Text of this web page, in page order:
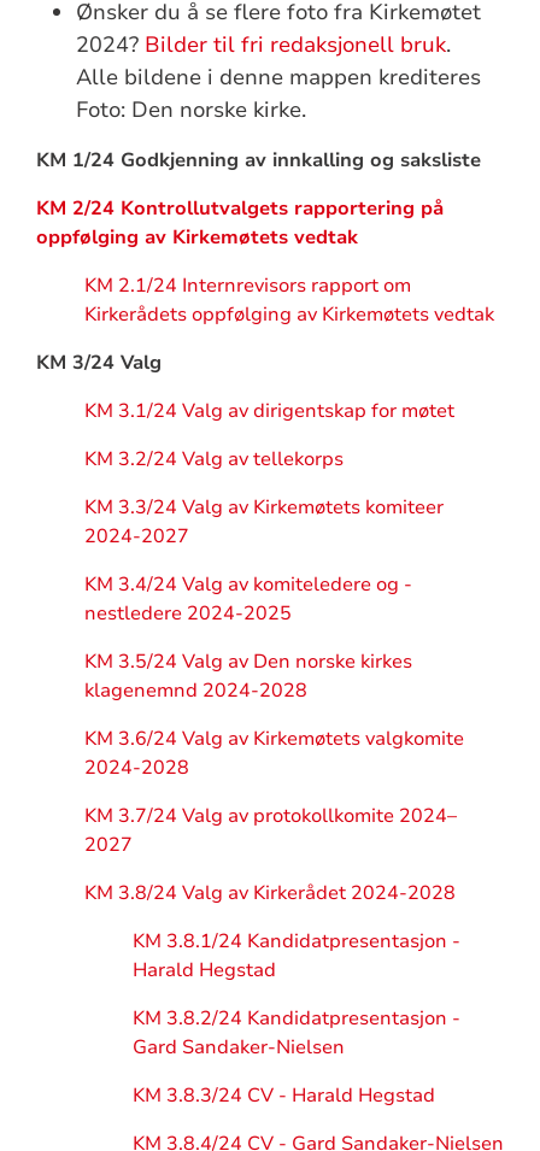
Ønsker du å se flere foto fra Kirkemøtet
2024? Bilder til fri redaksjonell bruk.
Alle bildene i denne mappen krediteres
Foto: Den norske kirke.
KM 1/24 Godkjenning av innkalling og saksliste
KM 2/24 Kontrollutvalgets rapportering på
oppfølging av Kirkemøtets vedtak
KM 2.1/24 Internrevisors rapport om
Kirkerådets oppfølging av Kirkemøtets vedtak
KM 3/24 Valg
KM 3.1/24 Valg av dirigentskap for møtet
KM 3.2/24 Valg av tellekorps
KM 3.3/24 Valg av Kirkemøtets komiteer
2024-2027
KM 3.4/24 Valg av komiteledere og -
nestledere 2024-2025
KM 3.5/24 Valg av Den norske kirkes
klagenemnd 2024-2028
KM 3.6/24 Valg av Kirkemøtets valgkomite
2024-2028
KM 3.7/24 Valg av protokollkomite 2024–
2027
KM 3.8/24 Valg av Kirkerådet 2024-2028
KM 3.8.1/24 Kandidatpresentasjon -
Harald Hegstad
KM 3.8.2/24 Kandidatpresentasjon -
Gard Sandaker-Nielsen
KM 3.8.3/24 CV - Harald Hegstad
KM 3.8.4/24 CV - Gard Sandaker-Nielsen